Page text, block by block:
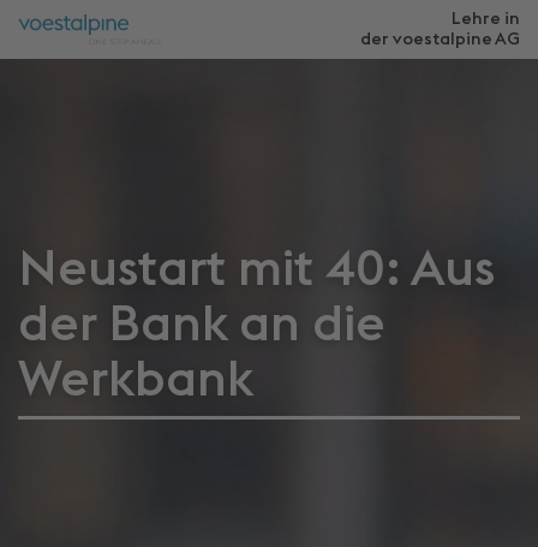
Lehre in
der voestalpine AG
Neustart mit 40: Aus
der Bank an die
Werkbank